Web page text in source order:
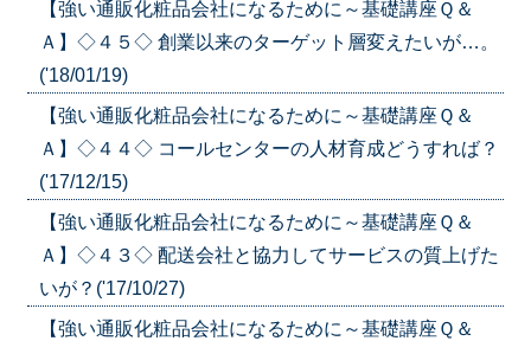
【強い通販化粧品会社になるために～基礎講座Ｑ＆
Ａ】◇４５◇ 創業以来のターゲット層変えたいが…。
('18/01/19)
【強い通販化粧品会社になるために～基礎講座Ｑ＆
Ａ】◇４４◇ コールセンターの人材育成どうすれば？
('17/12/15)
【強い通販化粧品会社になるために～基礎講座Ｑ＆
Ａ】◇４３◇ 配送会社と協力してサービスの質上げた
いが？('17/10/27)
【強い通販化粧品会社になるために～基礎講座Ｑ＆